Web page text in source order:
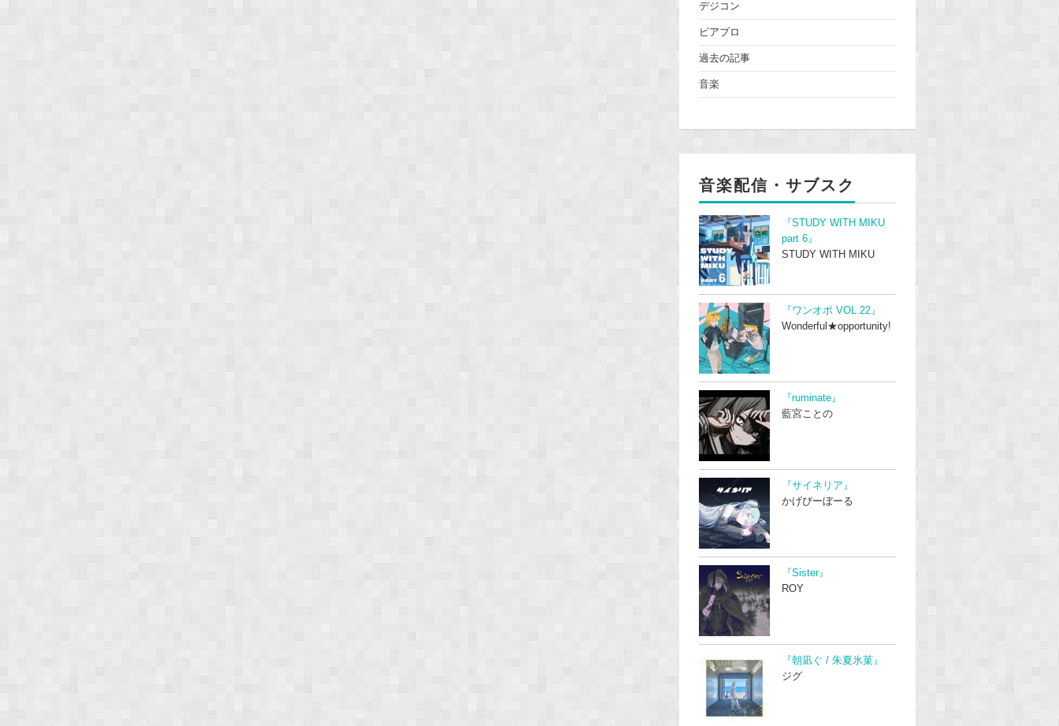
デジコン
ピアプロ
過去の記事
音楽
音楽配信・サブスク
『STUDY WITH MIKU
part 6』
STUDY WITH MIKU
『ワンオポ VOL.22』
Wonderful★opportunity!
『ruminate』
藍宮ことの
『サイネリア』
かげぴーぼーる
『Sister』
ROY
『朝凪ぐ / 朱夏氷菓』
ジグ